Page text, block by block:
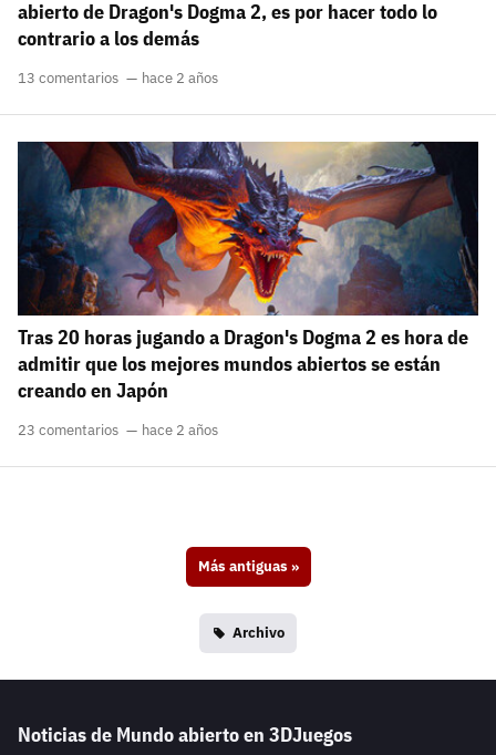
abierto de Dragon's Dogma 2, es por hacer todo lo
contrario a los demás
13 comentarios hace 2 años
Tras 20 horas jugando a Dragon's Dogma 2 es hora de
admitir que los mejores mundos abiertos se están
creando en Japón
23 comentarios hace 2 años
Más antiguas »
Archivo
Noticias de Mundo abierto en 3DJuegos